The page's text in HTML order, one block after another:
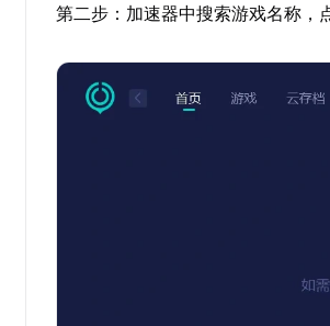
第二步：加速器中搜索游戏名称，